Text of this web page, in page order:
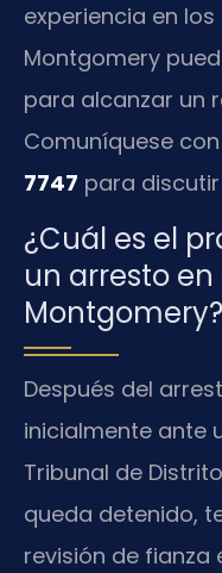
experiencia en
Montgomery
para alcanzar un
Comuníquese
7747 para
¿Cuál es el
un arresto
Montgomery?
Después del
inicialmente ante
Tribunal de
queda detenido,
revisión de fianza